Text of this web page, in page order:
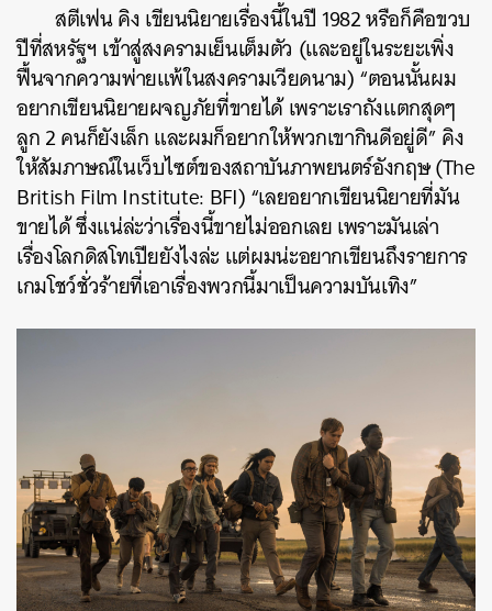
สตีเฟน คิง เขียนนิยายเรื่องนี้ในปี 1982 หรือก็คือขวบ
ปีที่สหรัฐฯ เข้าสู่สงครามเย็นเต็มตัว (และอยู่ในระยะเพิ่ง
ฟื้นจากความพ่ายแพ้ในสงครามเวียดนาม) “ตอนนั้นผม
อยากเขียนนิยายผจญภัยที่ขายได้ เพราะเราถังแตกสุดๆ
ลูก 2 คนก็ยังเล็ก และผมก็อยากให้พวกเขากินดีอยู่ดี” คิง
ให้สัมภาษณ์ในเว็บไซต์ของสถาบันภาพยนตร์อังกฤษ (The
British Film Institute: BFI) “เลยอยากเขียนนิยายที่มัน
ขายได้ ซึ่งแน่ล่ะว่าเรื่องนี้ขายไม่ออกเลย เพราะมันเล่า
เรื่องโลกดิสโทเปียยังไงล่ะ แต่ผมน่ะอยากเขียนถึงรายการ
เกมโชว์ชั่วร้ายที่เอาเรื่องพวกนี้มาเป็นความบันเทิง”